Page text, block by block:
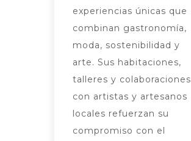
experiencias únicas que
combinan gastronomía,
moda, sostenibilidad y
arte. Sus habitaciones,
talleres y colaboraciones
con artistas y artesanos
locales refuerzan su
compromiso con el